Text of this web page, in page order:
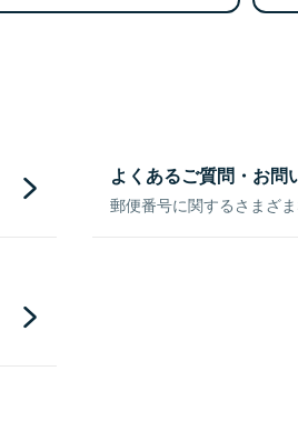
よくあるご質問・お問
郵便番号に関するさまざ